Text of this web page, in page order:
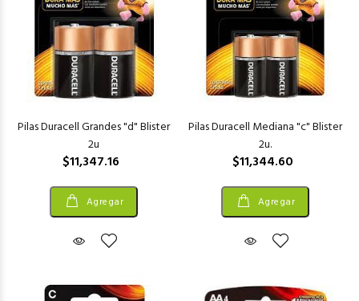
Pilas Duracell Grandes "d" Blister
2u
$11,347.16
Agregar
Pilas Duracell Mediana "c" Blister
2u.
$11,344.60
Agregar